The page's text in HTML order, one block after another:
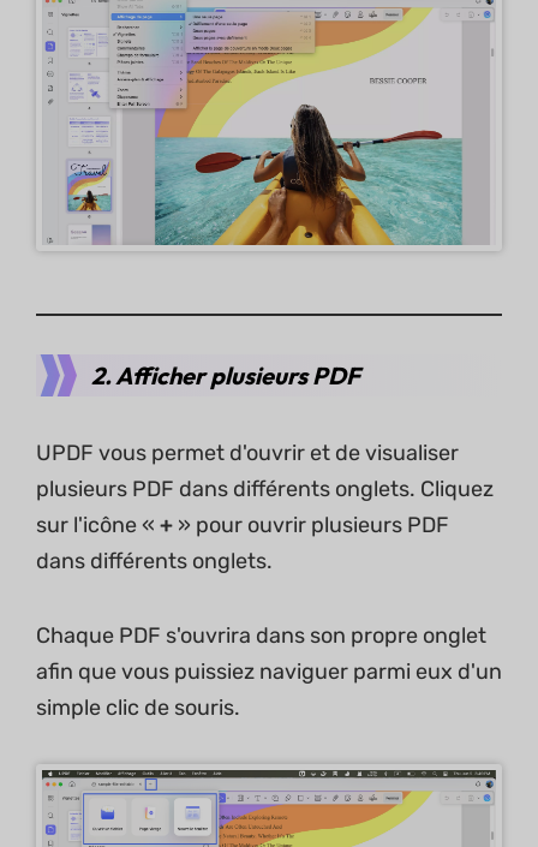
2. Afficher plusieurs PDF
UPDF vous permet d'ouvrir et de visualiser
plusieurs PDF dans différents onglets. Cliquez
sur l'icône « + » pour ouvrir plusieurs PDF
dans différents onglets.
Chaque PDF s'ouvrira dans son propre onglet
afin que vous puissiez naviguer parmi eux d'un
simple clic de souris.